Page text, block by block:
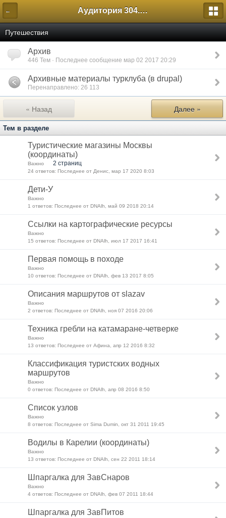
← Аудитория 304. История России
Путешествия
Архив
446 Тем · Последнее сообщение мар 02 2017 20:29
Архивные материалы турклуба (в drupal)
Перенаправлено: 26 113
« Назад Далее »
Тем в разделе
Туристические магазины Москвы
(координаты)
Важно 2 страниц
24 ответов: Последнее от Денис, мар 17 2020 8:03
Дети-У
Важно
1 ответов: Последнее от DNAlh, май 09 2018 20:14
Ссылки на картографические ресурсы
Важно
15 ответов: Последнее от DNAlh, июл 17 2017 16:41
Первая помощь в походе
Важно
10 ответов: Последнее от DNAlh, фев 13 2017 8:05
Описания маршрутов от slazav
Важно
2 ответов: Последнее от DNAlh, ноя 07 2016 20:06
Техника гребли на катамаране-четверке
Важно
13 ответов: Последнее от Афина, апр 12 2016 8:32
Классификация туристских водных
маршрутов
Важно
0 ответов: Последнее от DNAlh, апр 08 2016 8:50
Список узлов
Важно
8 ответов: Последнее от Sima Dumin, окт 31 2011 19:45
Водилы в Карелии (координаты)
Важно
13 ответов: Последнее от DNAlh, сен 22 2011 18:14
Шпаргалка для ЗавСнаров
Важно
4 ответов: Последнее от DNAlh, фев 07 2011 18:44
Шпаргалка для ЗавПитов